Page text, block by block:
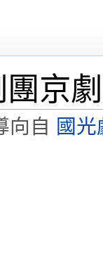
京
向自 國